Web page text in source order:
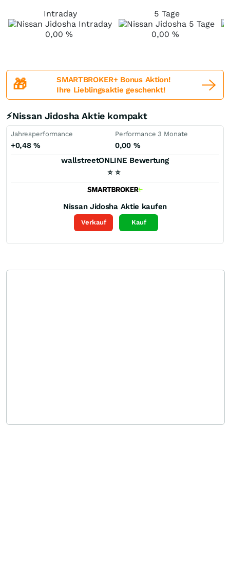
Intraday
0,00 %
5 Tage
0,00 %
🎁
SMARTBROKER+ Bonus Aktion!
Ihre Lieblingsaktie geschenkt!
⚡Nissan Jidosha Aktie kompakt
Jahresperformance
+0,48%
Performance 3 Monate
0,00 %
wallstreetONLINE Bewertung
⭐ ⭐
Nissan Jidosha Aktie kaufen
Verkauf Kauf